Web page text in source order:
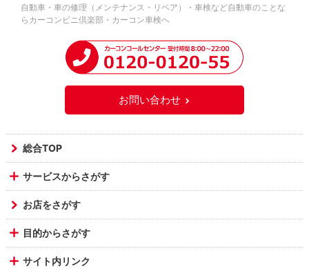
自動車・車の修理（メンテナンス・リペア）・車検など自動車のことな
らカーコンビニ倶楽部・カーコン車検へ
お問い合わせ
総合TOP
サービスからさがす
お店をさがす
目的からさがす
サイト内リンク